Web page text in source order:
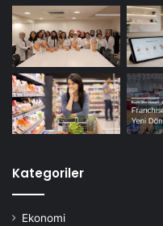
Kategoriler
Ekonomi